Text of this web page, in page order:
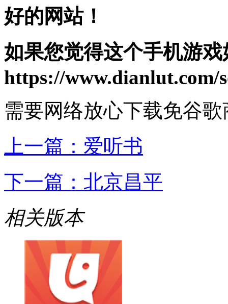
好的网站！
如果您觉得这个手机游
https://www.dianlut.com/
需要网络放心下载免谷歌
上一篇： 爱听书
下一篇： 北京昌平
相关版本